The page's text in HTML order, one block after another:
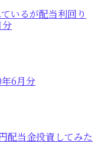
いるが配当利回り
年6月分
配当金投資してみた